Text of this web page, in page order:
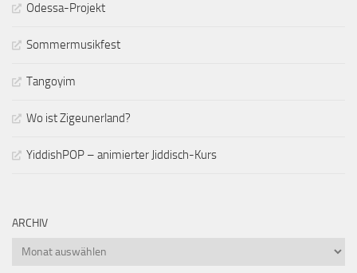
Odessa-Projekt
Sommermusikfest
Tangoyim
Wo ist Zigeunerland?
YiddishPOP – animierter Jiddisch-Kurs
ARCHIV
Archiv